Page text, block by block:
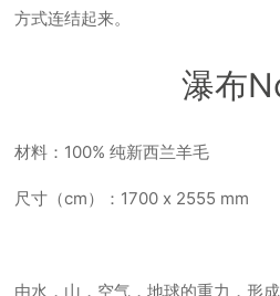
方式连结起来。
瀑布
材料：100% 纯新西兰羊毛
尺寸（cm）：1700 x 2555 mm
由水，山，空气，地球的重力，形